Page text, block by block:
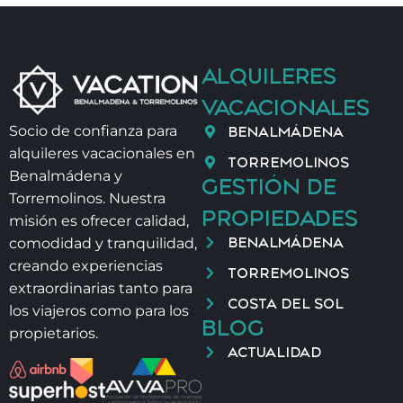
– Excursiones y tours privados
– Alquiler de coche / Paseo y alquiler de barcos
– Golf Green Fees
– Servicios adicionales de limpieza
– Clases de yoga 🧘‍♀️, Masaje Tailandés o Ayurvédico,
Fisioterapia
⏰ INFORMACIÓN IMPORTANTE
Socio de confianza para
alquileres vacacionales en
Benalmádena y
Torremolinos. Nuestra
misión es ofrecer calidad,
comodidad y tranquilidad,
creando experiencias
extraordinarias tanto para
los viajeros como para los
propietarios.
ALQUILERES
VACACIONALES
BENALMÁDENA
TORREMOLINOS
GESTIÓN DE
PROPIEDADES
BENALMÁDENA
TORREMOLINOS
COSTA DEL SOL
BLOG
ACTUALIDAD